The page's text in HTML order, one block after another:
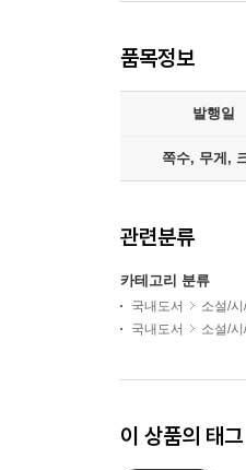
품목정보
발행일
쪽수, 무게,
관련분류
카테고리 분류
국내도서 소설/
국내도서
소설/
이 상품의 태그